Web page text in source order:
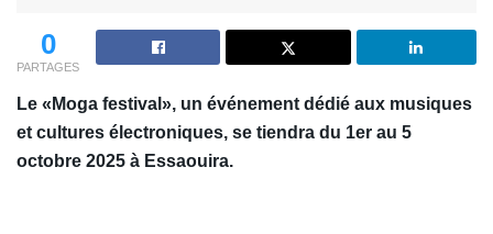
0
PARTAGES
Le «Moga festival», un événement dédié aux musiques
et cultures électroniques, se tiendra du 1er au 5
octobre 2025 à Essaouira.